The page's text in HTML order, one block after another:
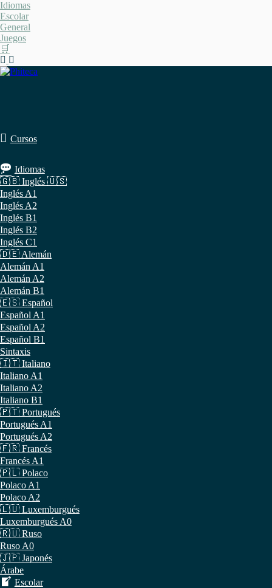
Saltar
al
contenido
Idiomas
Escolar
General
Juegos
🛒
Cursos
Idiomas
🇬🇧 Inglés 🇺🇸
Inglés A1
Inglés A2
Inglés B1
Inglés B2
Inglés C1
🇩🇪 Alemán
Alemán A1
Alemán A2
Alemán B1
🇪🇸 Español
Español A1
Español A2
Español B1
Sintaxis
🇮🇹 Italiano
Italiano A1
Italiano A2
Italiano B1
🇵🇹 Portugués
Portugués A1
Portugués A2
🇫🇷 Francés
Francés A1
🇵🇱 Polaco
Polaco A1
Polaco A2
🇱🇺 Luxemburgués
Luxemburgués A0
🇷🇺 Ruso
Ruso A0
🇯🇵 Japonés
Árabe
Escolar